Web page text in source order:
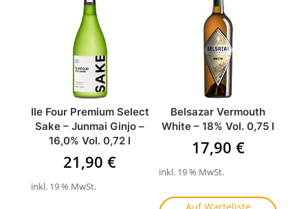
Ile Four Premium Select
Sake – Junmai Ginjo –
16,0% Vol. 0,72 l
21,90€
inkl. 19 % MwSt.
Belsazar Vermouth
White – 18% Vol. 0,75 l
17,90 €
inkl. 19 % MwSt.